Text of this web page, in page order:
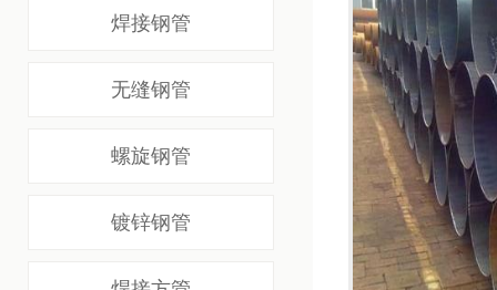
焊接钢管
无缝钢管
螺旋钢管
镀锌钢管